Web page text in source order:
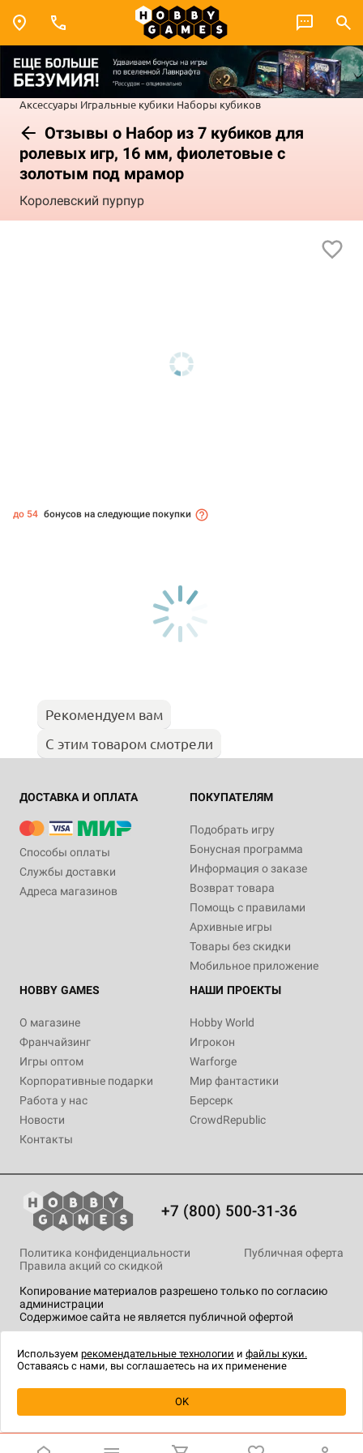
Аксессуары Игральные кубики Наборы кубиков
Отзывы о Набор из 7 кубиков для
ролевых игр, 16 мм, фиолетовые с
золотым под мрамор
Королевский пурпур
Уведомить о наличии
до 54 бонусов на следующие покупки
Рекомендуем вам
С этим товаром смотрели
ДОСТАВКА И ОПЛАТА
Способы оплаты
Службы доставки
Адреса магазинов
ПОКУПАТЕЛЯМ
Подобрать игру
Бонусная программа
Информация о заказе
Возврат товара
Помощь с правилами
Архивные игры
Товары без скидки
Мобильное приложение
HOBBY GAMES
О магазине
Франчайзинг
Игры оптом
Корпоративные подарки
Работа у нас
Новости
Контакты
НАШИ ПРОЕКТЫ
Hobby World
Игрокон
Warforge
Мир фантастики
Берсерк
CrowdRepublic
+7 (800) 500-31-36
Копирование материалов разрешено только по согласию
администрации
Содержимое сайта не является публичной офертой
Политика конфиденциальности
Публичная оферта
Правила акций со скидкой
технологии.
Используем рекомендательные технологии и файлы куки.
Оставаясь с нами, вы соглашаетесь на их применение
OK